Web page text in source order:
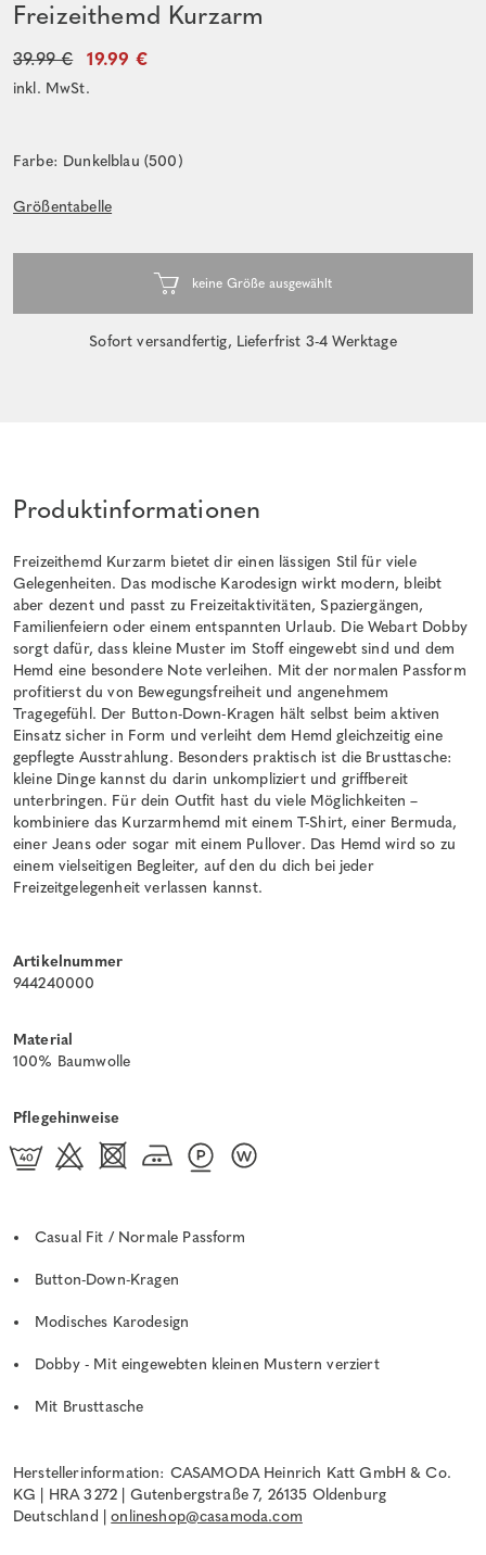
Freizeithemd Kurzarm
39.99 € 19.99 €
inkl. MwSt.
Farbe: Dunkelblau (500)
Größentabelle
Sofort versandfertig, Lieferfrist 3-4 Werktage
Produktinformationen
Freizeithemd Kurzarm bietet dir einen lässigen Stil für viele
Gelegenheiten. Das modische Karodesign wirkt modern, bleibt
aber dezent und passt zu Freizeitaktivitäten, Spaziergängen,
Familienfeiern oder einem entspannten Urlaub. Die Webart Dobby
sorgt dafür, dass kleine Muster im Stoff eingewebt sind und dem
Hemd eine besondere Note verleihen. Mit der normalen Passform
profitierst du von Bewegungsfreiheit und angenehmem
Tragegefühl. Der Button-Down-Kragen hält selbst beim aktiven
Einsatz sicher in Form und verleiht dem Hemd gleichzeitig eine
gepflegte Ausstrahlung. Besonders praktisch ist die Brusttasche:
kleine Dinge kannst du darin unkompliziert und griffbereit
unterbringen. Für dein Outfit hast du viele Möglichkeiten –
kombiniere das Kurzarmhemd mit einem T-Shirt, einer Bermuda,
einer Jeans oder sogar mit einem Pullover. Das Hemd wird so zu
einem vielseitigen Begleiter, auf den du dich bei jeder
Freizeitgelegenheit verlassen kannst.
Artikelnummer
944240000
Material
100% Baumwolle
Pflegehinweise
Casual Fit / Normale Passform
Button-Down-Kragen
Modisches Karodesign
Dobby - Mit eingewebten kleinen Mustern verziert
Mit Brusttasche
Herstellerinformation: CASAMODA Heinrich Katt GmbH & Co.
KG | HRA 3272 | Gutenbergstraße 7, 26135 Oldenburg
Deutschland |onlineshop@casamoda.com